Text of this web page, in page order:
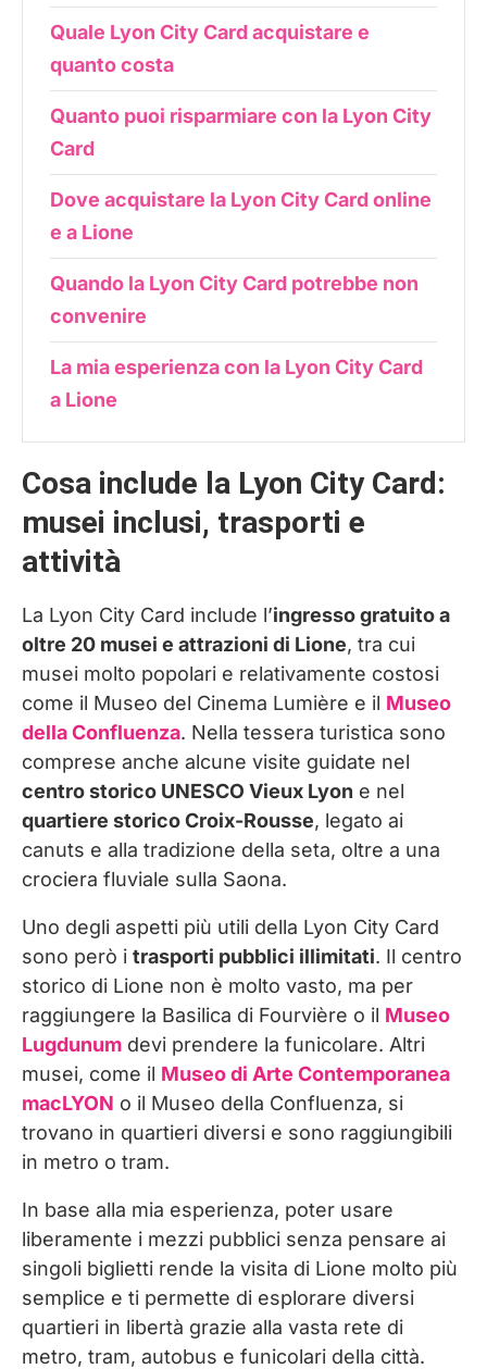
Quale Lyon City Card acquistare e
quanto costa
Quanto puoi risparmiare con la Lyon City
Card
Dove acquistare la Lyon City Card online
e a Lione
Quando la Lyon City Card potrebbe non
convenire
La mia esperienza con la Lyon City Card
a Lione
Cosa include la Lyon City Card:
musei inclusi, trasporti e
attività
La Lyon City Card include l’ingresso gratuito a
oltre 20 musei e attrazioni di Lione, tra cui
musei molto popolari e relativamente costosi
come il Museo del Cinema Lumière e il Museo
della Confluenza. Nella tessera turistica sono
comprese anche alcune visite guidate nel
centro storico UNESCO Vieux Lyon e nel
quartiere storico Croix-Rousse, legato ai
canuts e alla tradizione della seta, oltre a una
crociera fluviale sulla Saona.
Uno degli aspetti più utili della Lyon City Card
sono però i trasporti pubblici illimitati. Il centro
storico di Lione non è molto vasto, ma per
raggiungere la Basilica di Fourvière o il Museo
Lugdunum devi prendere la funicolare. Altri
musei, come il Museo di Arte Contemporanea
macLYON o il Museo della Confluenza, si
trovano in quartieri diversi e sono raggiungibili
in metro o tram.
In base alla mia esperienza, poter usare
liberamente i mezzi pubblici senza pensare ai
singoli biglietti rende la visita di Lione molto più
semplice e ti permette di esplorare diversi
quartieri in libertà grazie alla vasta rete di
metro, tram, autobus e funicolari della città.